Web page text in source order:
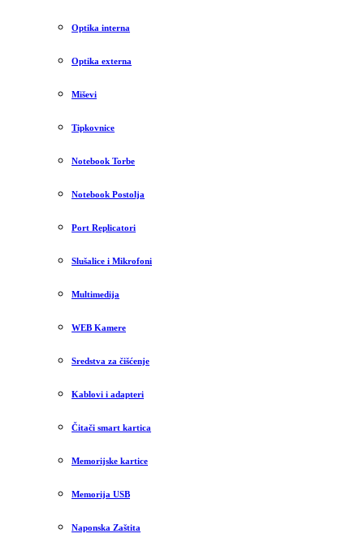
Optika interna
Optika externa
Miševi
Tipkovnice
Notebook Torbe
Notebook Postolja
Port Replicatori
Slušalice i Mikrofoni
Multimedija
WEB Kamere
Sredstva za čišćenje
Kablovi i adapteri
Čitači smart kartica
Memorijske kartice
Memorija USB
Naponska Zaštita